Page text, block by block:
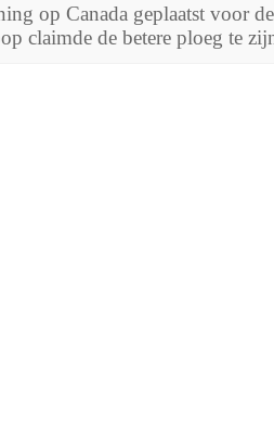
op Canada geplaatst voor
claimde de betere ploeg te